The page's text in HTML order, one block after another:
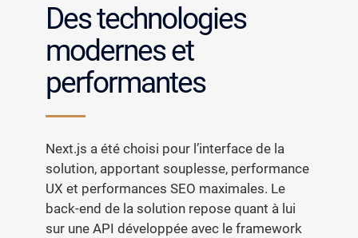
Des technologies
modernes et
performantes
Next.js a été choisi pour l’interface de la
solution, apportant souplesse, performance
UX et performances SEO maximales. Le
back-end de la solution repose quant à lui
sur une API développée avec le framework